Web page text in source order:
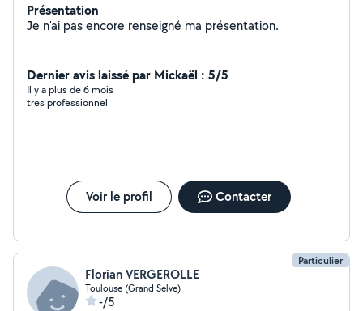
Présentation
Je n'ai pas encore renseigné ma présentation.
Dernier avis laissé par Mickaël : 5/5
Il y a plus de 6 mois
tres professionnel
Voir le profil Contacter
Particulier
Florian VERGEROLLE
Toulouse (Grand Selve)
-/5